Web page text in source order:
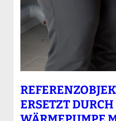
ERSETZT DURCH